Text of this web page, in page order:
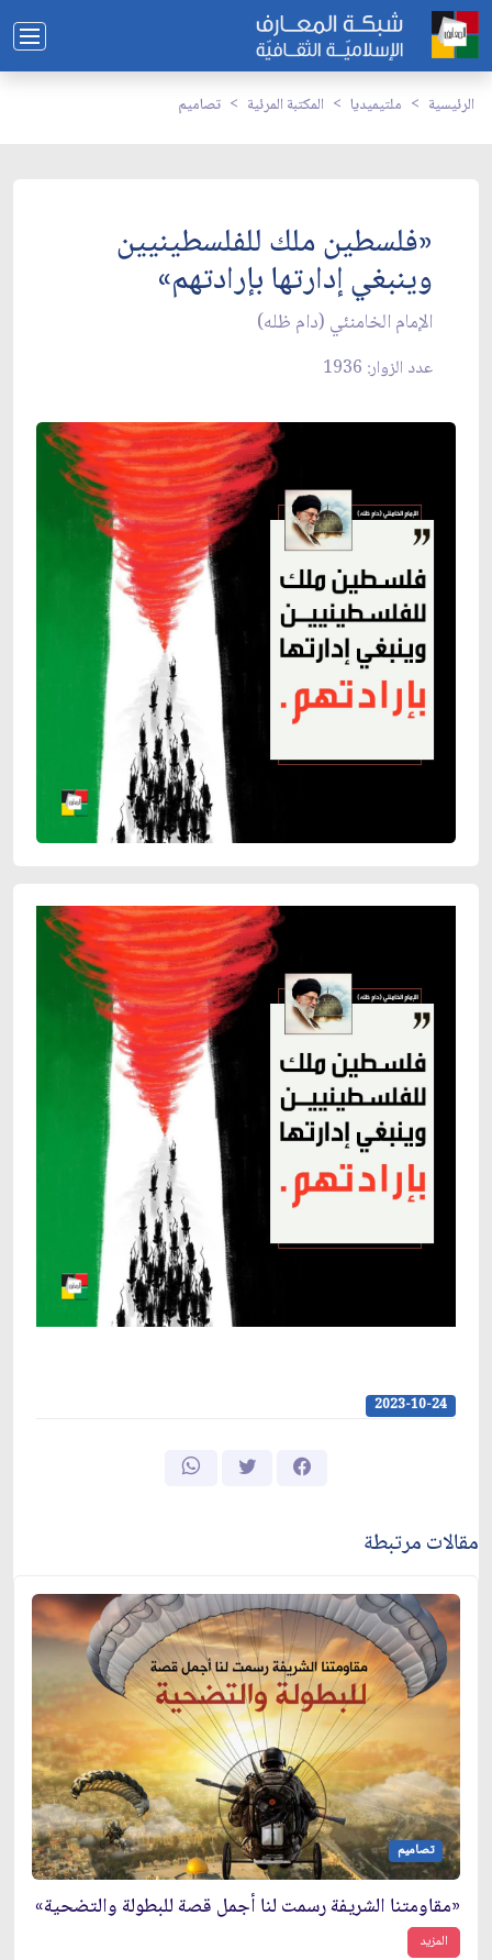
الرئيسية ملتيميديا المكتبة المرئية تصاميم
«فلسطين ملك للفلسطينيين
وينبغي إدارتها بإرادتهم»
الإمام الخامنئي (دام ظله)
عدد الزوار: 1936
2023-10-24
مقالات مرتبطة
تصاميم
«مقاومتنا الشريفة رسمت لنا أجمل قصة للبطولة والتضحية»
المزيد